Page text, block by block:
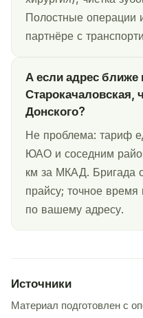
Полостные операции
партнёре с
А если адрес ближе
Старокачаловская,
Донского?
Не проблема: тариф
ЮАО и соседним
км за МКАД. Бригада
прайсу; точное время
по вашему адресу.
Источники
Материал подготовлен с